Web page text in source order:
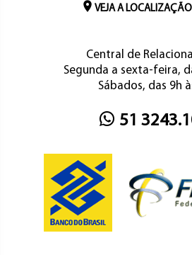
VEJA A
Central de
Segunda a sexta-feira,
Sábados, das 9h
51